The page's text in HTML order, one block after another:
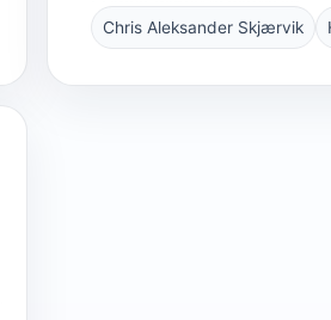
Chris Aleksander Skjærvik